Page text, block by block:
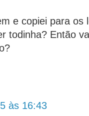
e copiei para os
todinha? Então
às 16:43